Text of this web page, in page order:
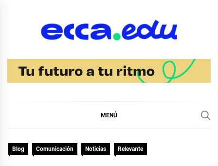
MENÚ
Blog Comunicación Noticias Relevante